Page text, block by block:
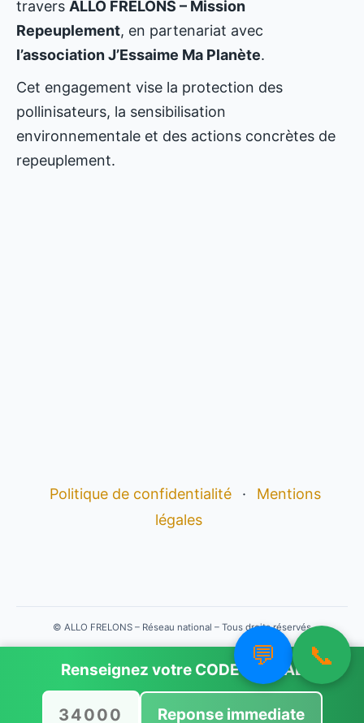
travers ALLO FRELONS – Mission
Repeuplement, en partenariat avec
l’association J’Essaime Ma Planète.
Cet engagement vise la protection des
pollinisateurs, la sensibilisation
environnementale et des actions concrètes de
repeuplement.
Politique de confidentialité ·
Mentions
légales
© ALLO FRELONS – Réseau national – Tous droits réservés
💬 📞
Renseignez votre CODE POSTAL
Reponse immediate